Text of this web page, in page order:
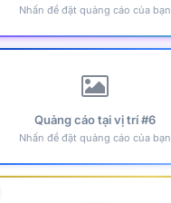
Nhấn để đặt quảng cáo của bạn
Quảng cáo tại vị trí #6
Nhấn để đặt quảng cáo của bạn